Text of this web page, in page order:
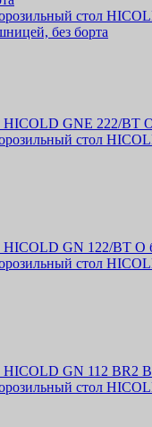
стол
без борта
стол
стол
стол